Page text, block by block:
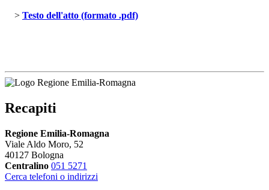
> Testo dell'atto (formato .pdf)
Recapiti
Regione Emilia-Romagna
Viale Aldo Moro, 52
40127 Bologna
Centralino 051 5271
Cerca telefoni o indirizzi